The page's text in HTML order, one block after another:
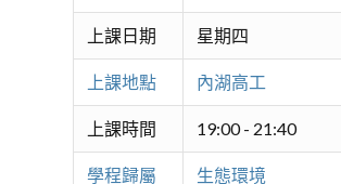
上課日期 星期四
上課地點 內湖高工
上課時間 19:00 - 21:40
學程歸屬 生態環境